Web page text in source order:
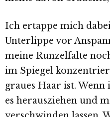
Ich ertappe mich
Unterlippe vor
meine Runzelfalte
im Spiegel
graues Haar ist.
es herausziehen und